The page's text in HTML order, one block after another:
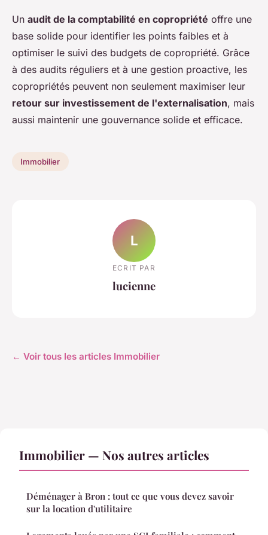
Un audit de la comptabilité en copropriété offre une
base solide pour identifier les points faibles et à
optimiser le suivi des budgets de copropriété. Grâce
à des audits réguliers et à une gestion proactive, les
copropriétés peuvent non seulement maximiser leur
retour sur investissement de l'externalisation, mais
aussi maintenir une gouvernance solide et efficace.
Immobilier
L
ECRIT PAR
lucienne
← Voir tous les articles Immobilier
Immobilier — Nos autres articles
Déménager à Bron : tout ce que vous devez savoir
sur la location d'utilitaire